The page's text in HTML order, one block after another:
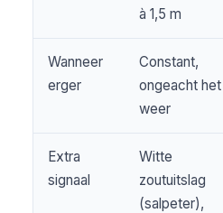
à 1,5 m
Wanneer
erger
Constant,
ongeacht het
weer
Extra
signaal
Witte
zoutuitslag
(salpeter),